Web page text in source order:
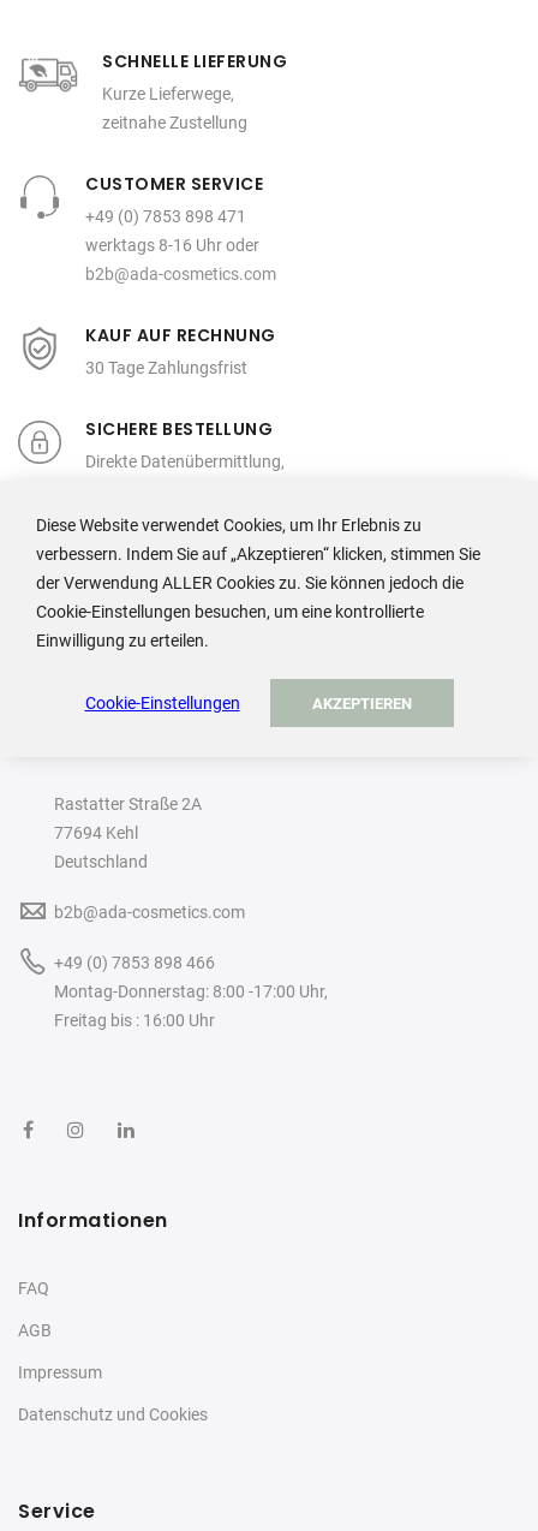
SCHNELLE LIEFERUNG
Kurze Lieferwege,
zeitnahe Zustellung
CUSTOMER SERVICE
+49 (0) 7853 898 471
werktags 8-16 Uhr oder
b2b@ada-cosmetics.com
KAUF AUF RECHNUNG
30 Tage Zahlungsfrist
SICHERE BESTELLUNG
Direkte Datenübermittlung,
Rastatter Straße 2A
77694 Kehl
Deutschland
b2b@ada-cosmetics.com
+49 (0) 7853 898 466
Montag-Donnerstag: 8:00 -17:00 Uhr,
Freitag bis : 16:00 Uhr
Informationen
FAQ
AGB
Impressum
Datenschutz und Cookies
Service
Diese Website verwendet Cookies, um Ihr Erlebnis zu
verbessern. Indem Sie auf „Akzeptieren“ klicken, stimmen Sie
der Verwendung ALLER Cookies zu. Sie können jedoch die
Cookie-Einstellungen besuchen, um eine kontrollierte
Einwilligung zu erteilen.
Cookie-Einstellungen AKZEPTIEREN